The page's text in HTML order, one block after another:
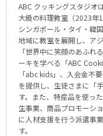
ABC クッキングスタジオ
大級の料理教室（2023年
シンガポール・タイ・韓
地域に教室を展開し、ア
「世界中に笑顔のあふれ
ーキを学べる「ABC
「abc kids」、入会金不
を提供し、生徒さまに「
す。また、特産品を使っ
生事業、商品プロモーシ
に人材支援を行う派遣事
す。